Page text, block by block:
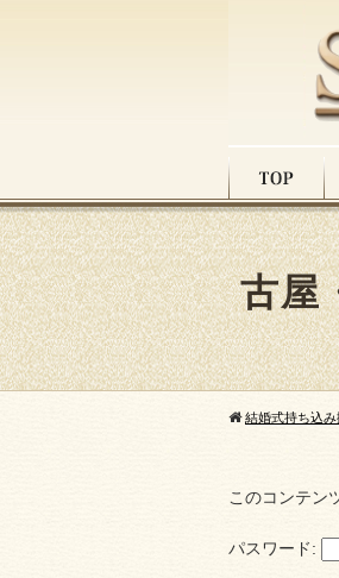
古屋
結婚式持ち込
このコンテン
パスワード: